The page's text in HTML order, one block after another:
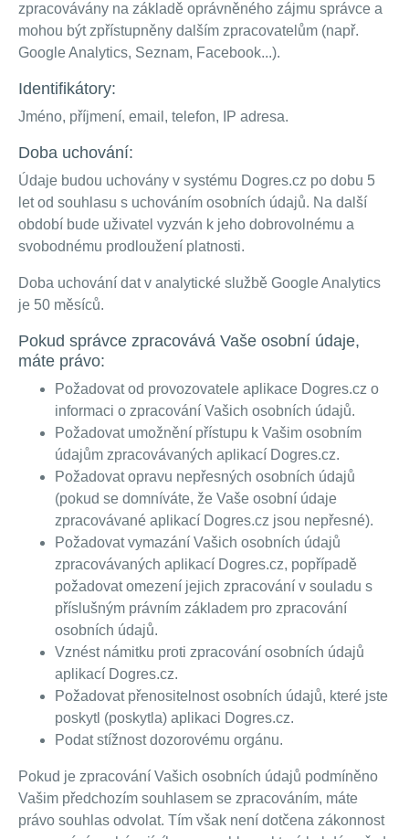
zpracovávány na základě oprávněného zájmu správce a
mohou být zpřístupněny dalším zpracovatelům (např.
Google Analytics, Seznam, Facebook...).
Identifikátory:
Jméno, příjmení, email, telefon, IP adresa.
Doba uchování:
Údaje budou uchovány v systému Dogres.cz po dobu 5
let od souhlasu s uchováním osobních údajů. Na další
období bude uživatel vyzván k jeho dobrovolnému a
svobodnému prodloužení platnosti.
Doba uchování dat v analytické službě Google Analytics
je 50 měsíců.
Pokud správce zpracovává Vaše osobní údaje,
máte právo:
Požadovat od provozovatele aplikace Dogres.cz o
informaci o zpracování Vašich osobních údajů.
Požadovat umožnění přístupu k Vašim osobním
údajům zpracovávaných aplikací Dogres.cz.
Požadovat opravu nepřesných osobních údajů
(pokud se domníváte, že Vaše osobní údaje
zpracovávané aplikací Dogres.cz jsou nepřesné).
Požadovat vymazání Vašich osobních údajů
zpracovávaných aplikací Dogres.cz, popřípadě
požadovat omezení jejich zpracování v souladu s
příslušným právním základem pro zpracování
osobních údajů.
Vznést námitku proti zpracování osobních údajů
aplikací Dogres.cz.
Požadovat přenositelnost osobních údajů, které jste
poskytl (poskytla) aplikaci Dogres.cz.
Podat stížnost dozorovému orgánu.
Pokud je zpracování Vašich osobních údajů podmíněno
Vašim předchozím souhlasem se zpracováním, máte
právo souhlas odvolat. Tím však není dotčena zákonnost